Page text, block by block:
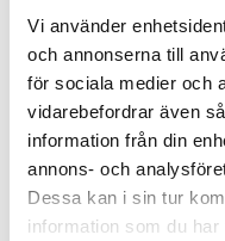
Vi använder
och annonserna till
för sociala medier och
vidarebefordrar även
information från din
annons- och
Dessa kan i sin tur
information som du